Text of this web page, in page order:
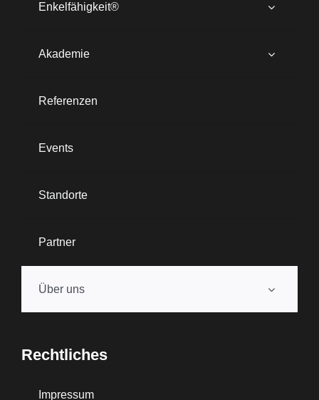
Enkelfähigkeit®
Akademie
Referenzen
Events
Standorte
Partner
Über uns
Rechtliches
Impressum